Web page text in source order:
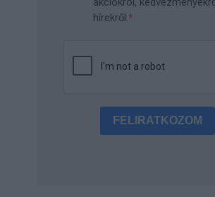
hírekről.
FELIRATKOZOM